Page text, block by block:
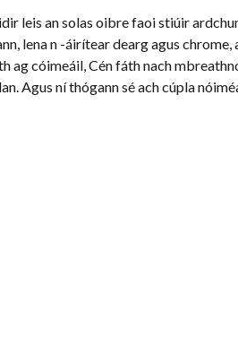
leis an solas oibre faoi stiúir
lena n -áirítear dearg agus
ag cóimeáil, Cén fáth nach
Agus ní thógann sé ach cúpla